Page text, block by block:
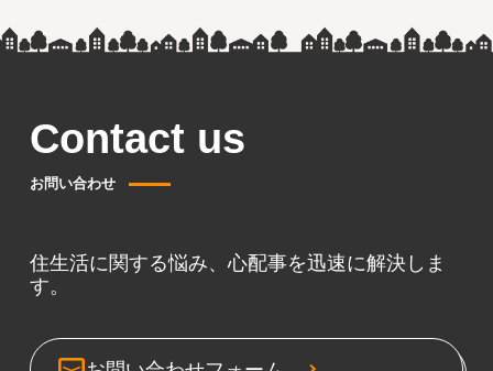
Contact us
お問い合わせ
住生活に関する悩み、心配事を迅速に解決しま
す。